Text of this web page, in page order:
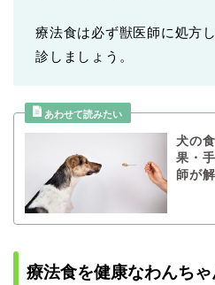
療法食は必ず獣医師に処方
診しましょう。
犬の
果・
師が解
療法食を健康なわんち